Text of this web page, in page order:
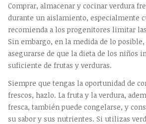
Comprar, almacenar y cocinar verdura
durante un aislamiento, especialmente
recomienda a los progenitores limitar
Sin embargo, en la medida de lo
asegurarse de que la dieta de los niños
suficiente de frutas y verduras.
Siempre que tengas la oportunidad de
frescos, hazlo. La fruta y la verdura,
fresca, también puede congelarse, y
su sabor y sus nutrientes. Si utilizas